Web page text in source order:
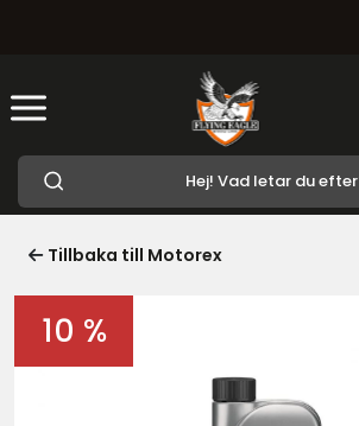
Tillbaka till Motorex
10 %